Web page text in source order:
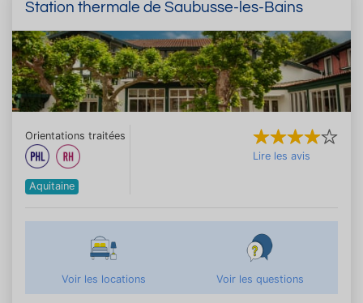
Station thermale de Saubusse-les-Bains
Orientations traitées
Aquitaine
Lire les avis
Voir les locations Voir les questions